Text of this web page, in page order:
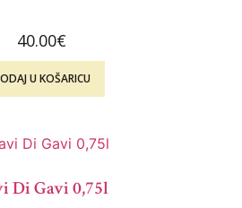
40.00€
U KOŠARICU
Di Gavi 0,75l